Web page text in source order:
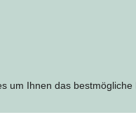
um Ihnen das bestmögliche